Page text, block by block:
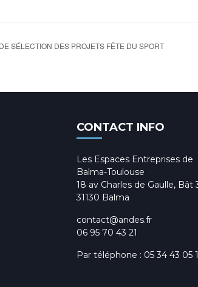
SÉLECTION DES PROJETS FÊTE DU SPORT
CONTACT INFO
Les Espaces Entreprises de
Balma-Toulouse
18 av Charles de Gaulle, Bât
31130 Balma
contact@andes.fr
06 95 70 43 21
Par téléphone : 05 34 43 05